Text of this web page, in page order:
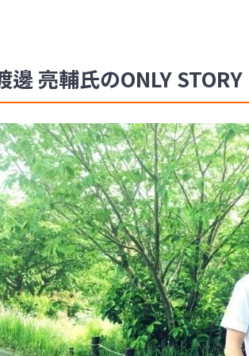
亮輔氏のONLY STORY